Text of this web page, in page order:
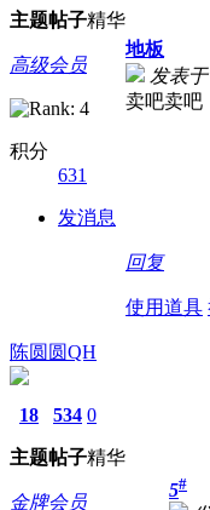
主题帖子精华
高级会员
积分
631
发消息
地板
发表于
卖吧卖吧
回复
使用道具
陈圆圆QH
18
主题
534
帖子
0
精华
金牌会员
5#